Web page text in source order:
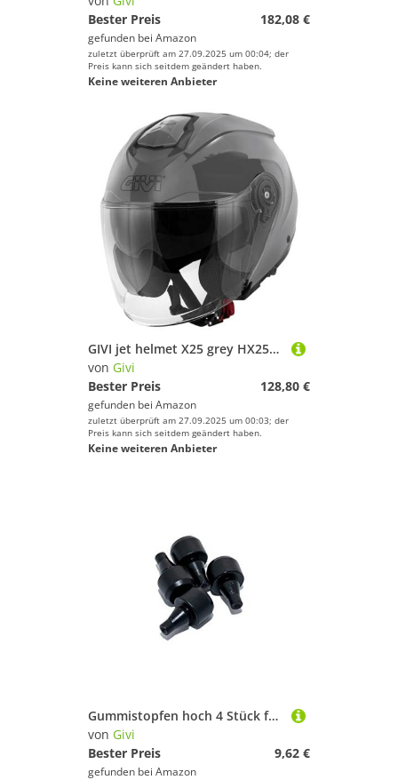
Bester Preis
182,08 €
gefunden bei Amazon
zuletzt überprüft am 27.09.2025 um 00:04; der
Preis kann sich seitdem geändert haben.
Keine weiteren Anbieter
GIVI jet helmet X25 grey HX25BG76758 size M
von Givi
Bester Preis
128,80 €
gefunden bei Amazon
zuletzt überprüft am 27.09.2025 um 00:03; der
Preis kann sich seitdem geändert haben.
Keine weiteren Anbieter
Gummistopfen hoch 4 Stück für M3 oder M5
von Givi
Bester Preis
9,62 €
gefunden bei Amazon